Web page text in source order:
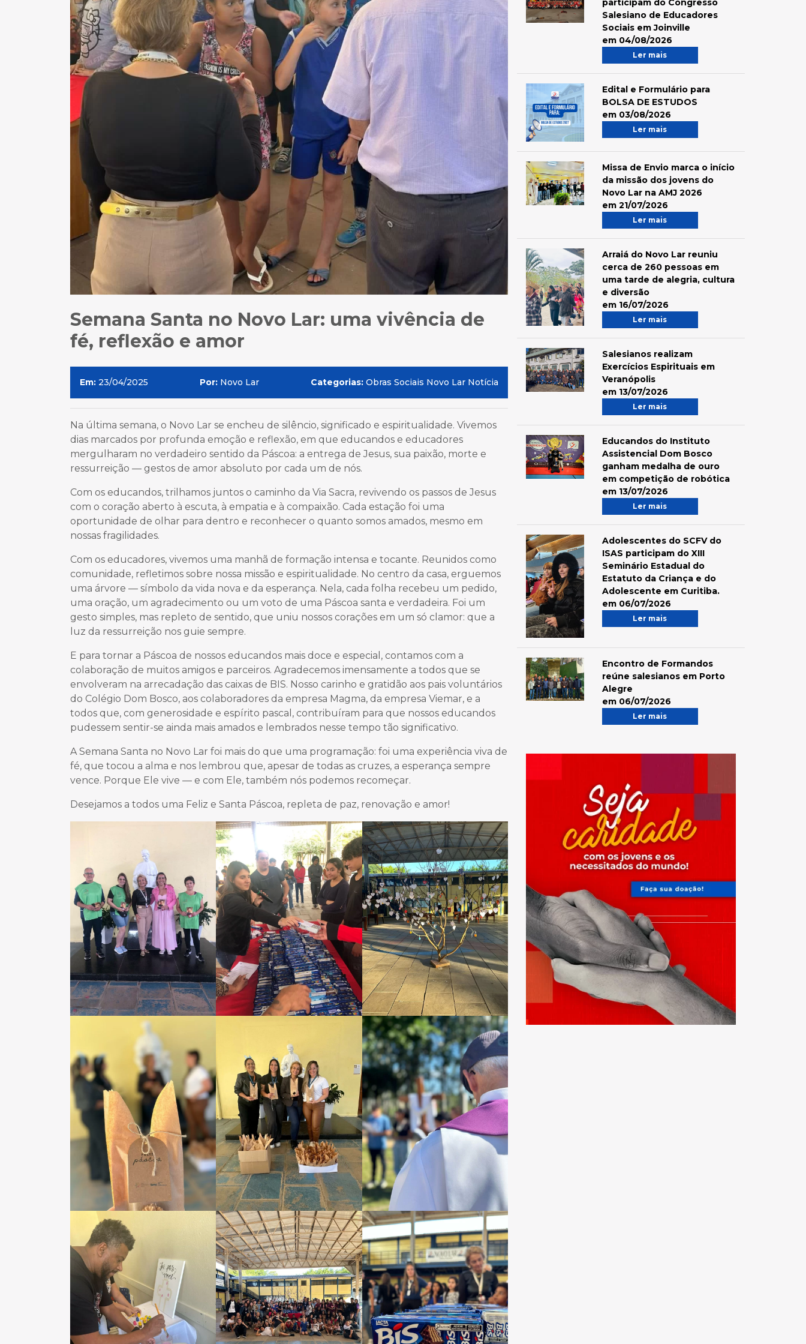
Semana Santa no Novo Lar: uma vivência de
fé, reflexão e amor
Em: 23/04/2025 Por: Novo Lar Categorias: Obras Sociais Novo Lar Notícia
Na última semana, o Novo Lar se encheu de silêncio, significado e espiritualidade. Vivemos
dias marcados por profunda emoção e reflexão, em que educandos e educadores
mergulharam no verdadeiro sentido da Páscoa: a entrega de Jesus, sua paixão, morte e
ressurreição — gestos de amor absoluto por cada um de nós.
Com os educandos, trilhamos juntos o caminho da Via Sacra, revivendo os passos de Jesus
com o coração aberto à escuta, à empatia e à compaixão. Cada estação foi uma
oportunidade de olhar para dentro e reconhecer o quanto somos amados, mesmo em
nossas fragilidades.
Com os educadores, vivemos uma manhã de formação intensa e tocante. Reunidos como
comunidade, refletimos sobre nossa missão e espiritualidade. No centro da casa, erguemos
uma árvore — símbolo da vida nova e da esperança. Nela, cada folha recebeu um pedido,
uma oração, um agradecimento ou um voto de uma Páscoa santa e verdadeira. Foi um
gesto simples, mas repleto de sentido, que uniu nossos corações em um só clamor: que a
luz da ressurreição nos guie sempre.
E para tornar a Páscoa de nossos educandos mais doce e especial, contamos com a
colaboração de muitos amigos e parceiros. Agradecemos imensamente a todos que se
envolveram na arrecadação das caixas de BIS. Nosso carinho e gratidão aos pais voluntários
do Colégio Dom Bosco, aos colaboradores da empresa Magma, da empresa Viemar, e a
todos que, com generosidade e espírito pascal, contribuíram para que nossos educandos
pudessem sentir-se ainda mais amados e lembrados nesse tempo tão significativo.
A Semana Santa no Novo Lar foi mais do que uma programação: foi uma experiência viva de
fé, que tocou a alma e nos lembrou que, apesar de todas as cruzes, a esperança sempre
vence. Porque Ele vive — e com Ele, também nós podemos recomeçar.
Desejamos a todos uma Feliz e Santa Páscoa, repleta de paz, renovação e amor!
participam do Congresso
Salesiano de Educadores
Sociais em Joinville
em 04/08/2026
Ler mais
Edital e Formulário para
BOLSA DE ESTUDOS
em 03/08/2026
Ler mais
Missa de Envio marca o início
da missão dos jovens do
Novo Lar na AMJ 2026
em 21/07/2026
Ler mais
Arraiá do Novo Lar reuniu
cerca de 260 pessoas em
uma tarde de alegria, cultura
e diversão
em 16/07/2026
Ler mais
Salesianos realizam
Exercícios Espirituais em
Veranópolis
em 13/07/2026
Ler mais
Educandos do Instituto
Assistencial Dom Bosco
ganham medalha de ouro
em competição de robótica
em 13/07/2026
Ler mais
Adolescentes do SCFV do
ISAS participam do XIII
Seminário Estadual do
Estatuto da Criança e do
Adolescente em Curitiba.
em 06/07/2026
Ler mais
Encontro de Formandos
reúne salesianos em Porto
Alegre
em 06/07/2026
Ler mais